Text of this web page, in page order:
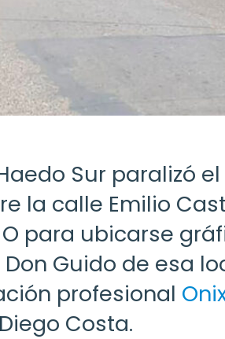
Sur paralizó el
la calle Emilio
para ubicarse
Guido de esa
profesional
Costa.